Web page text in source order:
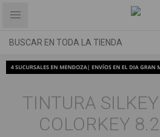
TINTURA
COLORKEY